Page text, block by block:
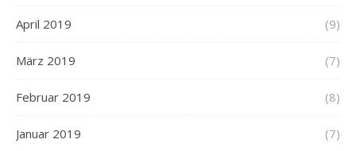
April 2019 (9)
März 2019 (7)
Februar 2019 (8)
Januar 2019 (7)